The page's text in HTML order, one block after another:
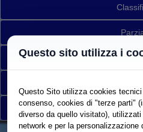
Mappa/
Torna a
Questo sito utilizza i
Questo Sito utilizza cookies
consenso, cookies di "terze parti"
diverso da quello visitato),
network e per la personalizzazione